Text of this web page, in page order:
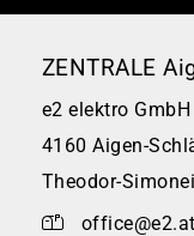
ZENTRALE
e2 elektro GmbH
4160 Aigen-
Theodor-
office@e2.at